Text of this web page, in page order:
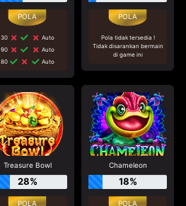
30
Auto
90
Auto
80
Auto
Pola tidak tersedia !
Tidak disarankan bermain
di game ini
Treasure Bowl
28%
Chameleon
18%